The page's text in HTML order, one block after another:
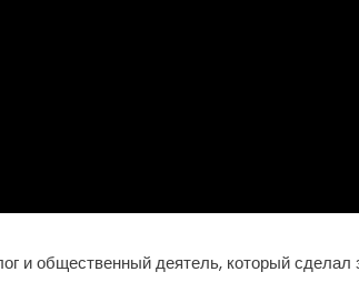
и общественный деятель, который сделал